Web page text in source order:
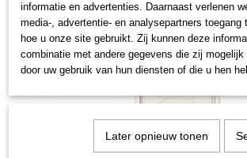
informatie en advertenties. Daarnaast verlenen
media-, advertentie- en analysepartners toegang
hoe u onze site gebruikt. Zij kunnen deze
combinatie met andere gegevens die zij mogelijk
door uw gebruik van hun diensten of die u hen
Later opnieuw tonen